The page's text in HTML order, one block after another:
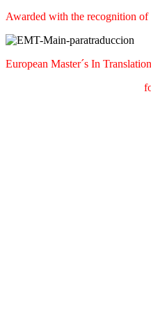
Awarded with the recognition
European Master´s In